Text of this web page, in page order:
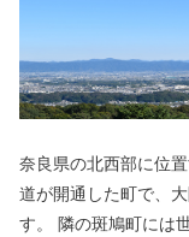
奈良県の北西部に位
道が開通した町で、
す。 隣の斑鳩町には